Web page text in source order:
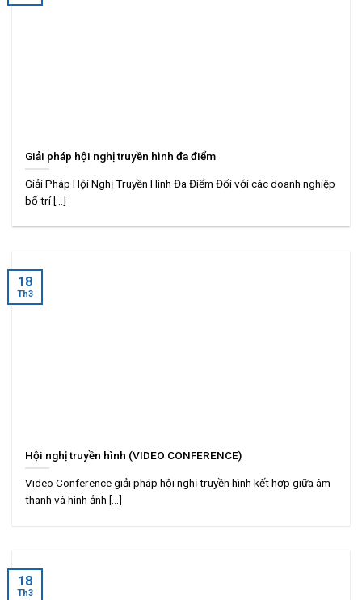
Giải pháp hội nghị truyền hình đa điểm
Giải Pháp Hội Nghị Truyền Hình Đa Điểm Đối với các doanh nghiệp
bố trí [...]
Hội nghị truyền hình (VIDEO CONFERENCE)
Video Conference giải pháp hội nghị truyền hình kết hợp giữa âm
thanh và hình ảnh [...]
18
Th3
18
Th3